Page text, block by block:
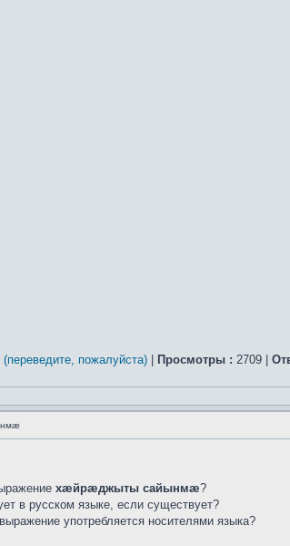
пожалуйста) Просмотры : 2709 |
хæйрæджыты сайынмæ?
в русском языке, если существует?
употребляется носителями языка?